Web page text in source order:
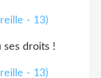
ses droits !